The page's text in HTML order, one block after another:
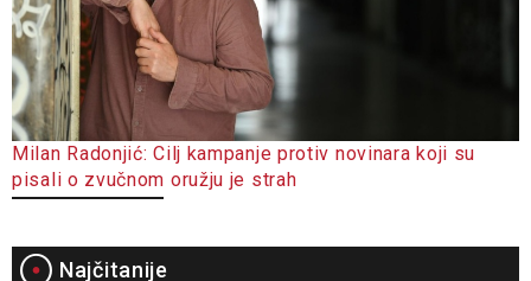
Milan Radonjić: Cilj kampanje protiv novinara koji su
pisali o zvučnom oružju je strah
Najčitanije